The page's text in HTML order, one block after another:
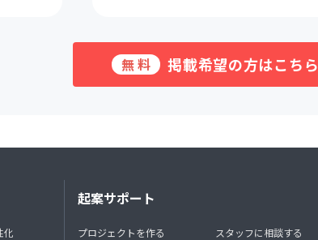
無料 掲載希望の方はこちら
化
起案サポート
プロジェクトを作る
スタッフに相談する